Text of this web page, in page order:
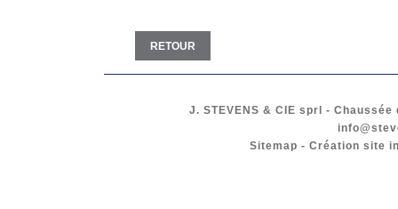
RETOUR
J. STEVENS & CIE sprl - Chaussée
Sitemap - Création site